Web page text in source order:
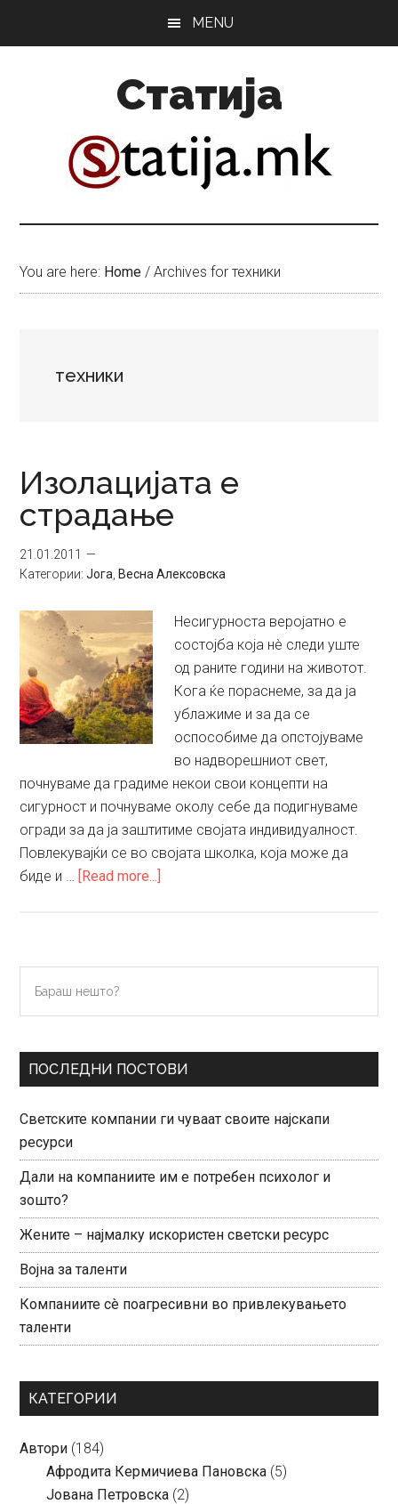
MENU
Статија
You are here: Home / Archives for техники
техники
Изолацијата е
страдање
21.01.2011
Категории:Јога Весна Алексовска
Несигурноста веројатно е
состојба која нè следи уште
од раните години на животот.
Кога ќе пораснеме, за да ја
ублажиме и за да се
оспособиме да опстојуваме
во надворешниот свет,
почнуваме да градиме некои свои концепти на
сигурност и почнуваме околу себе да подигнуваме
огради за да ја заштитиме својата индивидуалност.
Повлекувајќи се во својата школка, која може да
биде и … [Read more...]
Primary
Sidebar
нешто?
ПОСЛЕДНИ ПОСТОВИ
Светските компании ги чуваат своите најскапи
ресурси
Дали на компаниите им е потребен психолог и
зошто?
Жените – најмалку искористен светски ресурс
Војна за таленти
Компаниите сè поагресивни во привлекувањето
таленти
КАТЕГОРИИ
Автори (184)
Aфродита Кермичиева Пановска (5)
Јована Петровска (2)